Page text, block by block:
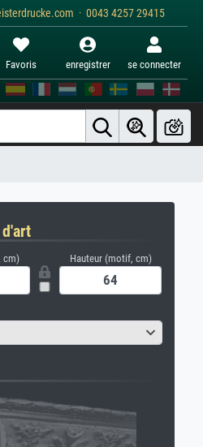
· 0043 4257 29415
Favoris enregistrer se connecter
cm) Hauteur (motif, cm)